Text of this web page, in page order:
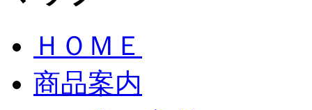
ＨＯＭＥ
商品案内